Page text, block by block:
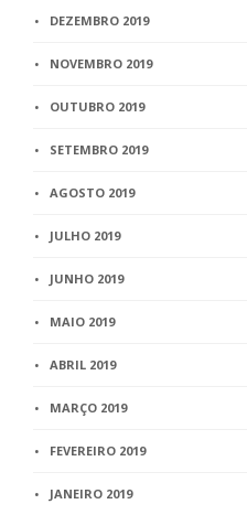
DEZEMBRO 2019
NOVEMBRO 2019
OUTUBRO 2019
SETEMBRO 2019
AGOSTO 2019
JULHO 2019
JUNHO 2019
MAIO 2019
ABRIL 2019
MARÇO 2019
FEVEREIRO 2019
JANEIRO 2019